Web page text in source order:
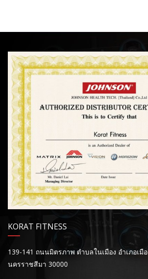
KORAT FITNESS
139-141 ถนนมิตรภาพ ตำบลในเมือง อำเภอเมื
นครราชสีมา 30000